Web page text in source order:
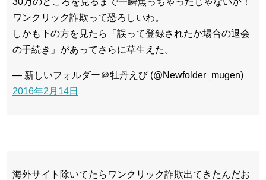
ワンクリック詐欺って恐ろしいわ。
しかも下の方を見たら「誤って登録されたか場合の退会
の手続き」があってさらに草生えた。
— 新しいフォルダー＠牡丹えび (@Newfolder_mugen)
2016年2月14日
海外サイト除いてたらワンクリック詐欺出てきたんだお